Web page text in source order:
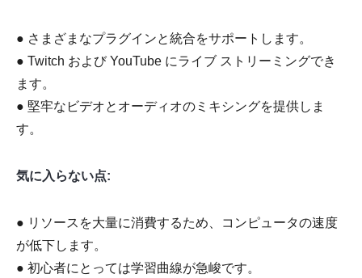
● さまざまなプラグインと統合をサポートします。
● Twitch および YouTube にライブ ストリーミングでき
ます。
● 堅牢なビデオとオーディオのミキシングを提供しま
す。
気に入らない点:
● リソースを大量に消費するため、コンピュータの速度
が低下します。
● 初心者にとっては学習曲線が急峻です。